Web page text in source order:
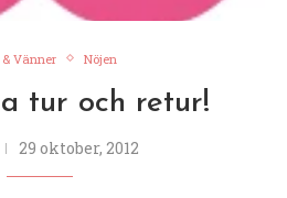
Vänner Nöjen
tur och retur!
29 oktober, 2012